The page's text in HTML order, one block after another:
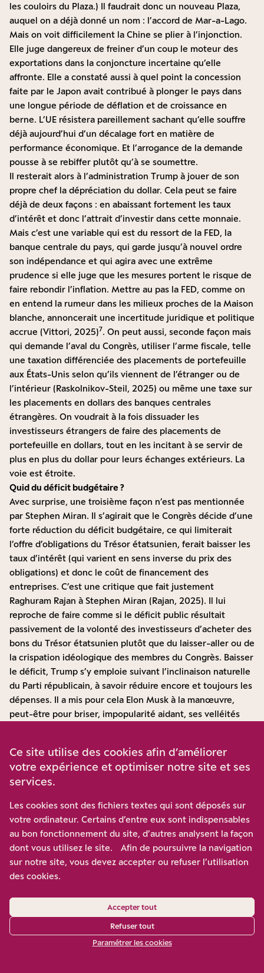
les couloirs du Plaza.) Il faudrait donc un nouveau Plaza,
auquel on a déjà donné un nom : l’accord de Mar-a-Lago.
Mais on voit difficilement la Chine se plier à l’injonction.
Elle juge dangereux de freiner d’un coup le moteur des
exportations dans la conjoncture incertaine qu’elle
affronte. Elle a constaté aussi à quel point la concession
faite par le Japon avait contribué à plonger le pays dans
une longue période de déflation et de croissance en
berne. L’UE résistera pareillement sachant qu’elle souffre
déjà aujourd’hui d’un décalage fort en matière de
performance économique. Et l’arrogance de la demande
pousse à se rebiffer plutôt qu’à se soumettre.
Il resterait alors à l’administration Trump à jouer de son
propre chef la dépréciation du dollar. Cela peut se faire
déjà de deux façons : en abaissant fortement les taux
d’intérêt et donc l’attrait d’investir dans cette monnaie.
Mais c’est une variable qui est du ressort de la FED, la
banque centrale du pays, qui garde jusqu’à nouvel ordre
son indépendance et qui agira avec une extrême
prudence si elle juge que les mesures portent le risque de
faire rebondir l’inflation. Mettre au pas la FED, comme on
en entend la rumeur dans les milieux proches de la Maison
blanche, annoncerait une incertitude juridique et politique
accrue (Vittori, 2025)7. On peut aussi, seconde façon mais
qui demande l’aval du Congrès, utiliser l’arme fiscale, telle
une taxation différenciée des placements de portefeuille
aux États-Unis selon qu’ils viennent de l’étranger ou de
l’intérieur (Raskolnikov-Steil, 2025) ou même une taxe sur
les placements en dollars des banques centrales
étrangères. On voudrait à la fois dissuader les
investisseurs étrangers de faire des placements de
portefeuille en dollars, tout en les incitant à se servir de
plus en plus du dollar pour leurs échanges extérieurs. La
voie est étroite.
Quid du déficit budgétaire ?
Avec surprise, une troisième façon n’est pas mentionnée
par Stephen Miran. Il s’agirait que le Congrès décide d’une
forte réduction du déficit budgétaire, ce qui limiterait
l’offre d’obligations du Trésor étatsunien, ferait baisser les
taux d’intérêt (qui varient en sens inverse du prix des
obligations) et donc le coût de financement des
entreprises. C’est une critique que fait justement
Raghuram Rajan à Stephen Miran (Rajan, 2025). Il lui
reproche de faire comme si le déficit public résultait
passivement de la volonté des investisseurs d’acheter des
bons du Trésor étatsunien plutôt que du laisser-aller ou de
la crispation idéologique des membres du Congrès. Baisser
le déficit, Trump s’y emploie suivant l’inclinaison naturelle
du Parti républicain, à savoir réduire encore et toujours les
dépenses. Il a mis pour cela Elon Musk à la manœuvre,
peut-être pour briser, impopularité aidant, ses velléités
dépenses sociales.
En réalité, il est aisé de réduire le déficit public si l’on agit
du côté des impôts. Les États-Unis sont riches et les
contre 43% pour la France) de sorte qu’un relatif effort
fiscal peut rétablir les choses. À preuve, Clinton l’a fait lors
de son double mandat : le solde public était passé de –
4,5% à +2,3% du PIB entre 1993 et 2000, même si cet
effort n’a pas été sans un dommage social qui a coûté cher
entend le faire par une hausse forte et généralisée des
droits de douane.
La saga des droits de douane
De fait, l’annonce faite lors du « Libération Day » du début
Ce site utilise des cookies afin d’améliorer
votre expérience et optimiser notre site et ses
services.
Les cookies sont des fichiers textes qui sont déposés sur
votre ordinateur. Certains d’entre eux sont indispensables
au bon fonctionnement du site, d’autres analysent la façon
dont vous utilisez le site. Afin de poursuivre la navigation
sur notre site, vous devez accepter ou refuser l’utilisation
des cookies.
Accepter tout
Refuser tout
Paramétrer les cookies